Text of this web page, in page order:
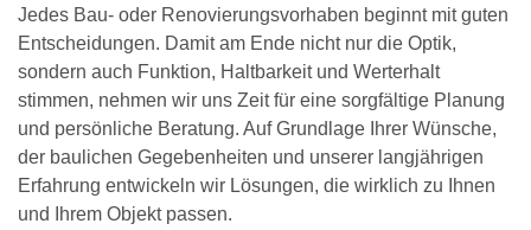
Jedes Bau- oder Renovierungsvorhaben beginnt mit guten
Entscheidungen. Damit am Ende nicht nur die Optik,
sondern auch Funktion, Haltbarkeit und Werterhalt
stimmen, nehmen wir uns Zeit für eine sorgfältige Planung
und persönliche Beratung. Auf Grundlage Ihrer Wünsche,
der baulichen Gegebenheiten und unserer langjährigen
Erfahrung entwickeln wir Lösungen, die wirklich zu Ihnen
und Ihrem Objekt passen.